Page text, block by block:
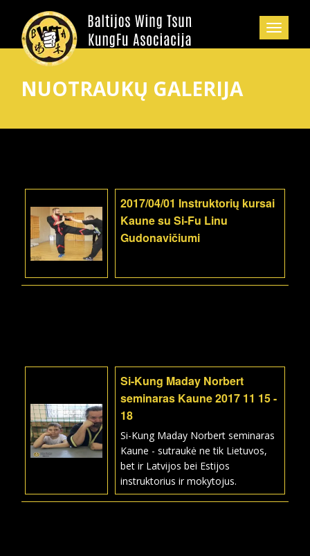
NUOTRAUKŲ GALERIJA
2017/04/01 Instruktorių kursai
Kaune su Si-Fu Linu
Gudonavičiumi
Si-Kung Maday Norbert
seminaras Kaune 2017 11 15 -
18
Si-Kung Maday Norbert seminaras
Kaune - sutraukė ne tik Lietuvos,
bet ir Latvijos bei Estijos
instruktorius ir mokytojus.